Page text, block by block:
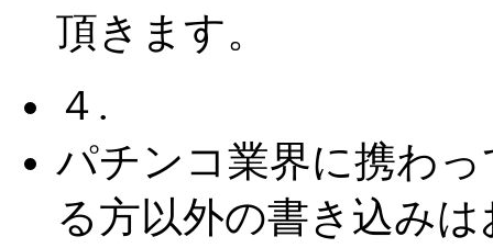
頂きます。
４.
パチンコ業界に携わっ
る方以外の書き込みは